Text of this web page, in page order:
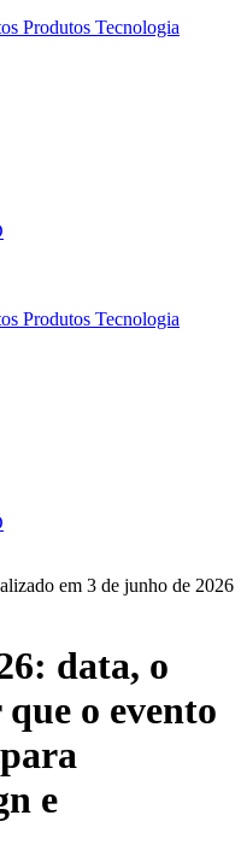
Produtos Tecnologia
Produtos Tecnologia
em 3 de junho de 2026
data, o
o evento
e